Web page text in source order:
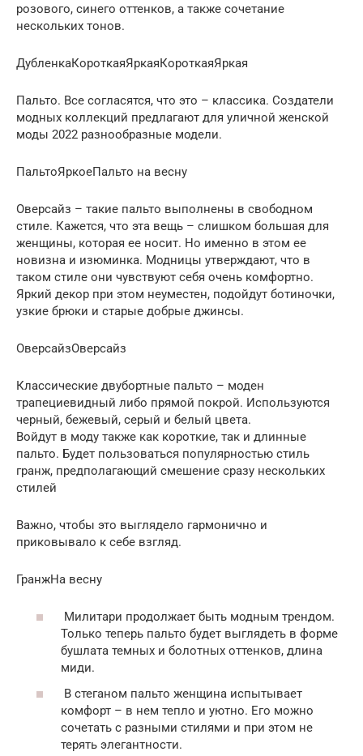
розового, синего оттенков, а также сочетание
нескольких тонов.
ДубленкаКороткаяЯркаяКороткаяЯркая
Пальто. Все согласятся, что это – классика. Создатели
модных коллекций предлагают для уличной женской
моды 2022 разнообразные модели.
ПальтоЯркоеПальто на весну
Оверсайз – такие пальто выполнены в свободном
стиле. Кажется, что эта вещь – слишком большая для
женщины, которая ее носит. Но именно в этом ее
новизна и изюминка. Модницы утверждают, что в
таком стиле они чувствуют себя очень комфортно.
Яркий декор при этом неуместен, подойдут ботиночки,
узкие брюки и старые добрые джинсы.
ОверсайзОверсайз
Классические двубортные пальто – моден
трапециевидный либо прямой покрой. Используются
черный, бежевый, серый и белый цвета.
Войдут в моду также как короткие, так и длинные
пальто. Будет пользоваться популярностью стиль
гранж, предполагающий смешение сразу нескольких
стилей
Важно, чтобы это выглядело гармонично и
приковывало к себе взгляд.
ГранжНа весну
Милитари продолжает быть модным трендом.
Только теперь пальто будет выглядеть в форме
бушлата темных и болотных оттенков, длина
миди.
В стеганом пальто женщина испытывает
комфорт – в нем тепло и уютно. Его можно
сочетать с разными стилями и при этом не
терять элегантности.